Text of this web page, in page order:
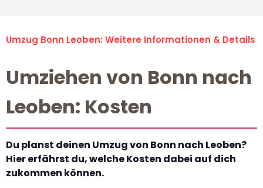
Umzug Bonn Leoben: Weitere Informationen & Details
Umziehen von Bonn nach
Leoben: Kosten
Du planst deinen Umzug von Bonn nach Leoben?
Hier erfährst du, welche Kosten dabei auf dich
zukommen können.